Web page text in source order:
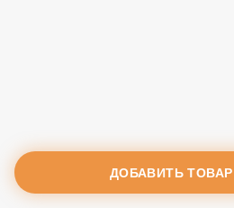
ДОБАВИТЬ